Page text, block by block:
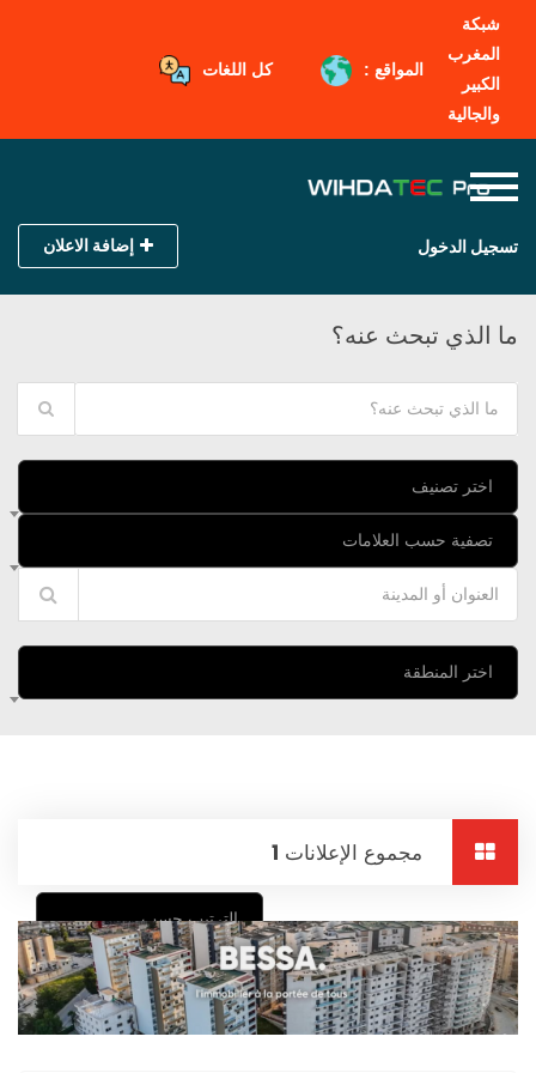
شبكة
المغرب
الكبير
والجالية
المواقع : كل اللغات
تسجيل الدخول إضافة الاعلان
ما الذي تبحث عنه؟
اختر تصنيف
تصفية حسب العلامات
اختر المنطقة
مجموع الإعلانات 1
الترتيب حسب